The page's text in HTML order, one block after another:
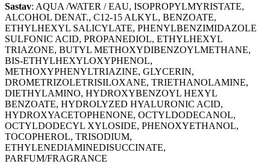
Sastav: AQUA /WATER / EAU, ISOPROPYLMYRISTATE,
ALCOHOL DENAT., C12-15 ALKYL, BENZOATE,
ETHYLHEXYL SALICYLATE, PHENYLBENZIMIDAZOLE
SULFONIC ACID, PROPANEDIOL, ETHYLHEXYL
TRIAZONE, BUTYL METHOXYDIBENZOYLMETHANE,
BIS-ETHYLHEXYLOXYPHENOL,
METHOXYPHENYLTRIAZINE, GLYCERIN,
DROMETRIZOLETRISILOXANE, TRIETHANOLAMINE,
DIETHYLAMINO, HYDROXYBENZOYL HEXYL
BENZOATE, HYDROLYZED HYALURONIC ACID,
HYDROXYACETOPHENONE, OCTYLDODECANOL,
OCTYLDODECYL XYLOSIDE, PHENOXYETHANOL,
TOCOPHEROL, TRISODIUM,
ETHYLENEDIAMINEDISUCCINATE,
PARFUM/FRAGRANCE